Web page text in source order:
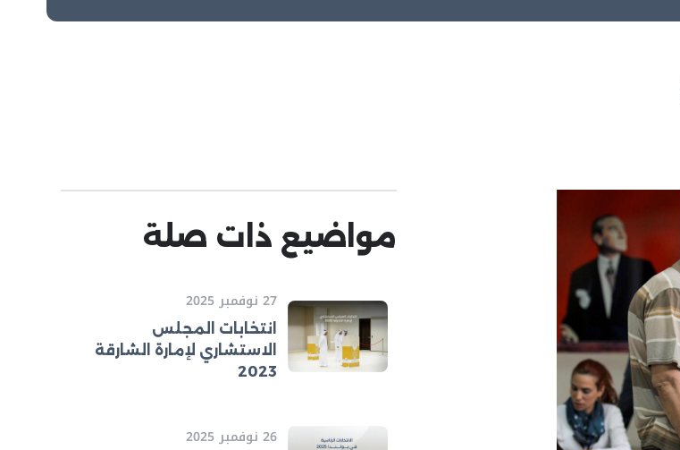
مواضيع ذات صلة
27 نوفمبر 2025
انتخابات المجلس
الاستشاري لإمارة الشارقة
2023
26 نوفمبر 2025